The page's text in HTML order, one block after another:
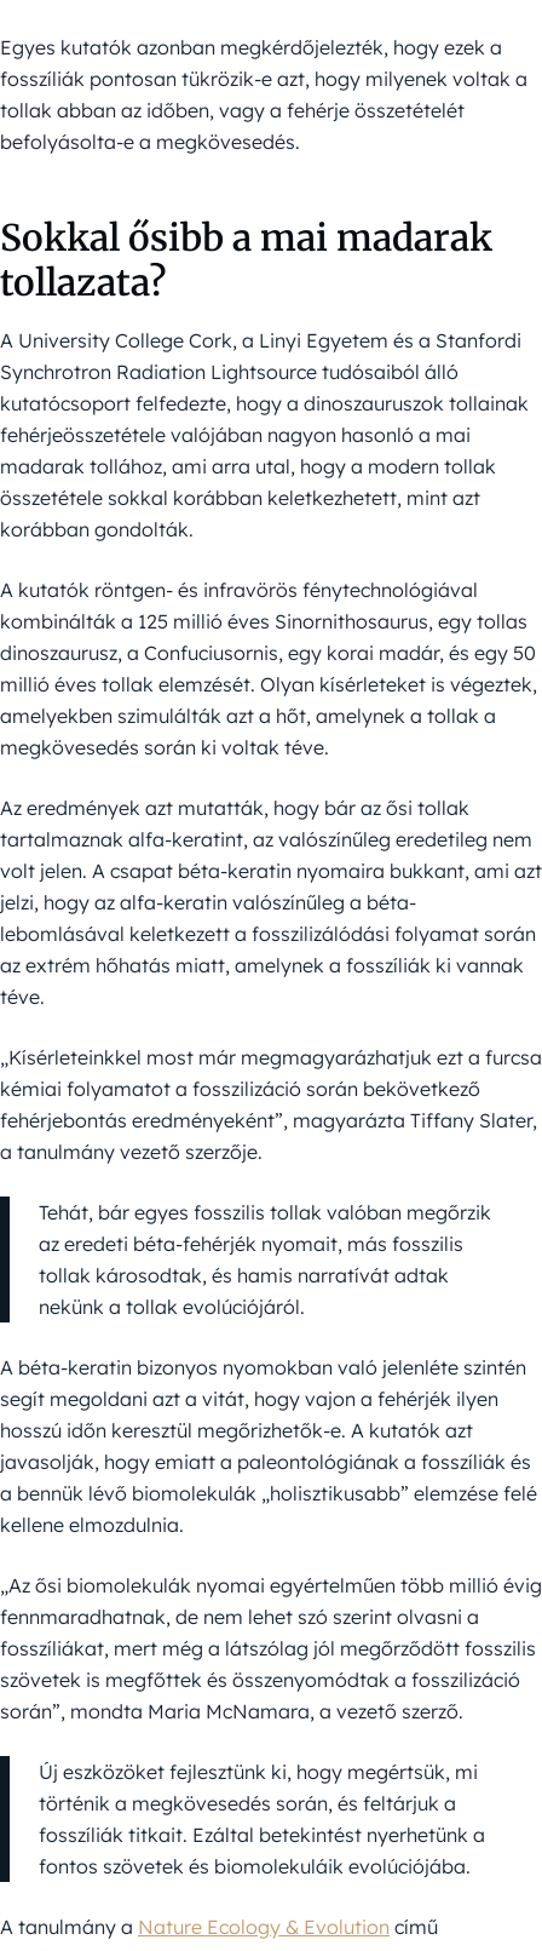
Egyes kutatók azonban megkérdőjelezték, hogy ezek a
fosszíliák pontosan tükrözik-e azt, hogy milyenek voltak a
tollak abban az időben, vagy a fehérje összetételét
befolyásolta-e a megkövesedés.
Sokkal ősibb a mai madarak
tollazata?
A University College Cork, a Linyi Egyetem és a Stanfordi
Synchrotron Radiation Lightsource tudósaiból álló
kutatócsoport felfedezte, hogy a dinoszauruszok tollainak
fehérjeösszetétele valójában nagyon hasonló a mai
madarak tollához, ami arra utal, hogy a modern tollak
összetétele sokkal korábban keletkezhetett, mint azt
korábban gondolták.
A kutatók röntgen- és infravörös fénytechnológiával
kombinálták a 125 millió éves Sinornithosaurus, egy tollas
dinoszaurusz, a Confuciusornis, egy korai madár, és egy 50
millió éves tollak elemzését. Olyan kísérleteket is végeztek,
amelyekben szimulálták azt a hőt, amelynek a tollak a
megkövesedés során ki voltak téve.
Az eredmények azt mutatták, hogy bár az ősi tollak
tartalmaznak alfa-keratint, az valószínűleg eredetileg nem
volt jelen. A csapat béta-keratin nyomaira bukkant, ami azt
jelzi, hogy az alfa-keratin valószínűleg a béta-
lebomlásával keletkezett a fosszilizálódási folyamat során
az extrém hőhatás miatt, amelynek a fosszíliák ki vannak
téve.
„Kísérleteinkkel most már megmagyarázhatjuk ezt a furcsa
kémiai folyamatot a fosszilizáció során bekövetkező
fehérjebontás eredményeként”, magyarázta Tiffany Slater,
a tanulmány vezető szerzője.
Tehát, bár egyes fosszilis tollak valóban megőrzik
az eredeti béta-fehérjék nyomait, más fosszilis
tollak károsodtak, és hamis narratívát adtak
nekünk a tollak evolúciójáról.
A béta-keratin bizonyos nyomokban való jelenléte szintén
segít megoldani azt a vitát, hogy vajon a fehérjék ilyen
hosszú időn keresztül megőrizhetők-e. A kutatók azt
javasolják, hogy emiatt a paleontológiának a fosszíliák és
a bennük lévő biomolekulák „holisztikusabb” elemzése felé
kellene elmozdulnia.
„Az ősi biomolekulák nyomai egyértelműen több millió évig
fennmaradhatnak, de nem lehet szó szerint olvasni a
fosszíliákat, mert még a látszólag jól megőrződött fosszilis
szövetek is megfőttek és összenyomódtak a fosszilizáció
során”, mondta Maria McNamara, a vezető szerző.
Új eszközöket fejlesztünk ki, hogy megértsük, mi
történik a megkövesedés során, és feltárjuk a
fosszíliák titkait. Ezáltal betekintést nyerhetünk a
fontos szövetek és biomolekuláik evolúciójába.
A tanulmány a Nature Ecology & Evolution című